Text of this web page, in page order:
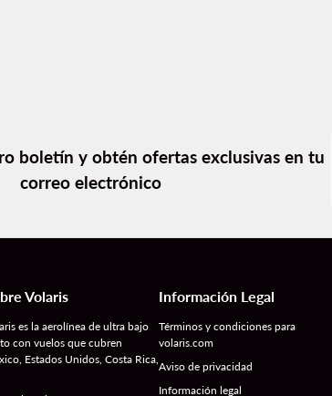
boletín y obtén ofertas exclusivas en tu
correo electrónico
Volaris
es la aerolínea de ultra bajo
con vuelos que cubren
Estados Unidos, Costa Rica,
Información Legal
Términos y condiciones para
volaris.com
Aviso de privacidad
Información legal